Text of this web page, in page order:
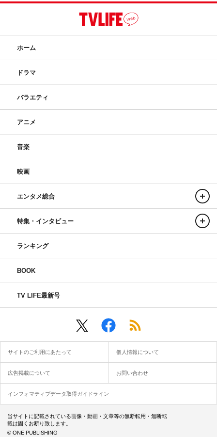
ホーム
ドラマ
バラエティ
アニメ
音楽
映画
エンタメ総合
特集・インタビュー
ランキング
BOOK
TV LIFE最新号
サイトのご利用にあたって 個人情報について
広告掲載について お問い合わせ
インフォマティブデータ取得ガイドライン
当サイトに記載されている画像・動画・文章等の無断転用・無断転
載は固くお断り致します。
© ONE PUBLISHING